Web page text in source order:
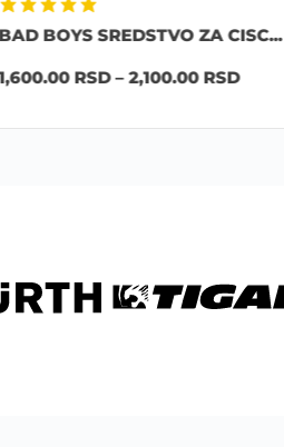
BOYS SREDSTVO ZA CISC...
RSD – 2,100.00RSD